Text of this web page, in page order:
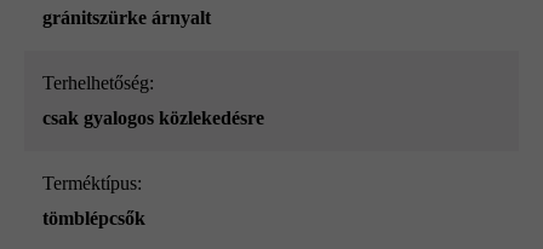
gránitszürke árnyalt
Terhelhetőség:
csak gyalogos közlekedésre
Terméktípus:
tömblépcsők